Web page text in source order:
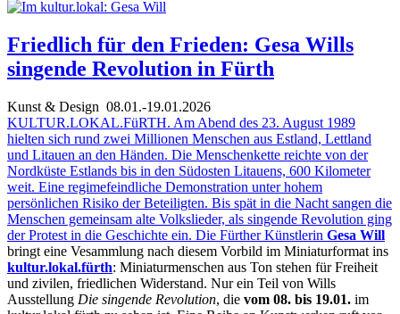
Friedlich für den Frieden: Gesa Wills
singende Revolution in Fürth
Kunst & Design 08.01.-19.01.2026
KULTUR.LOKAL.FüRTH. Am Abend des 23. August 1989
hielten sich rund zwei Millionen Menschen aus Estland, Lettland
und Litauen an den Händen. Die Menschenkette reichte von der
Nordküste Estlands bis in den Südosten Litauens, 600 Kilometer
weit. Eine regimefeindliche Demonstration unter hohem
persönlichen Risiko der Beteiligten. Bis spät in die Nacht sangen die
Menschen gemeinsam alte Volkslieder, als singende Revolution ging
der Protest in die Geschichte ein. Die Fürther Künstlerin Gesa Will
bringt eine Vesammlung nach diesem Vorbild im Miniaturformat ins
kultur.lokal.fürth: Miniaturmenschen aus Ton stehen für Freiheit
und zivilen, friedlichen Widerstand. Nur ein Teil von Wills
Ausstellung Die singende Revolution, die vom 08. bis 19.01. im